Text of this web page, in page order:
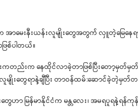
က အာမေးနီးယန်းလူမျိုးတွေအတွက် လှူတဲ့မြေနေရ
ြစ်ပါတယ်။
းကတည်းက နေထိုင်လာခဲ့တာဖြစ်ပြီးတော့မှတ်မှ
လူမျိုးတွေရာနဲ့ချီပြီး တာဝန်ထမ်:ဆောင်ခဲ့တဲ့မှတ်
ေဟာ မြန်မာနိုင်ငံက မန္တလေး၊ အမရပူရနဲ့ရန်